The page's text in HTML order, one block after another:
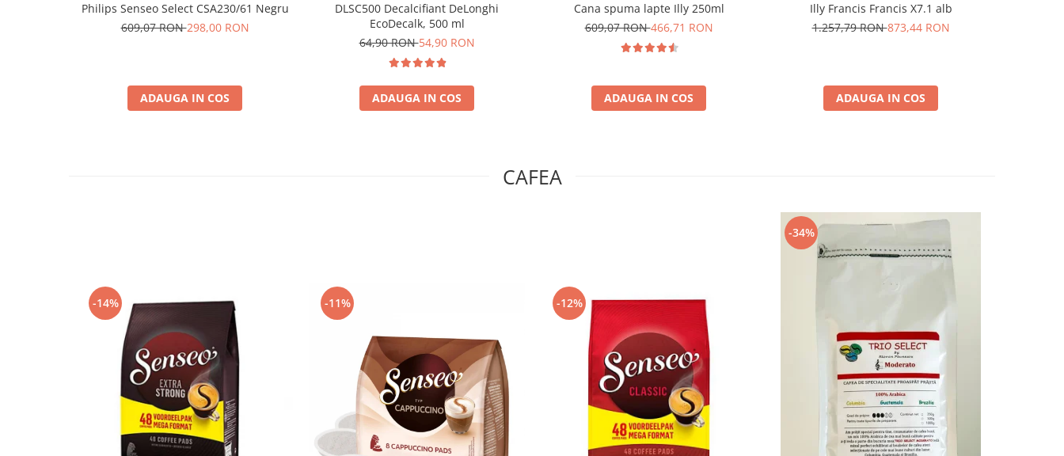
Philips Senseo Select CSA230/61 Negru
609,07 RON298,00 RON
ADAUGA IN COS
DLSC500 Decalcifiant DeLonghi
EcoDecalk, 500 ml
64,90 RON54,90 RON
ADAUGA IN COS
Cana spuma lapte Illy 250ml
609,07 RON466,71 RON
ADAUGA IN COS
Illy Francis Francis X7.1 alb
1.257,79 RON873,44 RON
ADAUGA IN COS
CAFEA
-14% -11% -12%
-34%